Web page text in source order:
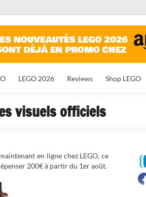
LEGO 2026 Reviews Shop LEGO
visuels officiels
en ligne chez LEGO, ce
200€ à partir du 1er août.